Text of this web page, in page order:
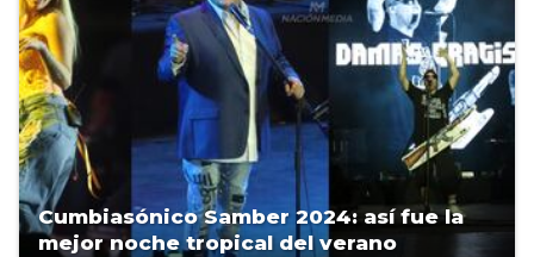
Cumbiasónico Samber 2024: así fue la
mejor noche tropical del verano